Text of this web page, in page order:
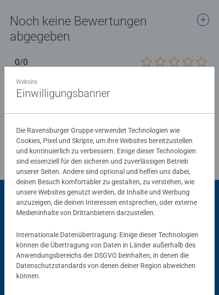
Noch keine Bewertungen
abgegeben
0/0
Richtlinien für Bewertungen
Passend dazu
Website
Einwilligungsbanner
Die Ravensburger Gruppe verwendet Technologien wie
Cookies, Pixel und Skripte, um ihre Websites bereitzustellen
und kontinuierlich zu verbessern. Einige dieser Technologien
sind essenziell für den sicheren und zuverlässigen Betrieb
unserer Seiten. Andere sind optional und helfen uns dabei,
deinen Besuch komfortabler zu gestalten, zu verstehen, wie
unsere Websites genutzt werden, dir Inhalte und Werbung
anzuzeigen, die deinen Interessen entsprechen, oder externe
Medieninhalte von Drittanbietern darzustellen.
Internationale Datenübertragung: Einige dieser Technologien
können die Übertragung von Daten in Länder außerhalb des
Anwendungsbereichs der DSGVO beinhalten, in denen die
Datenschutzstandards von denen deiner Region abweichen
können.